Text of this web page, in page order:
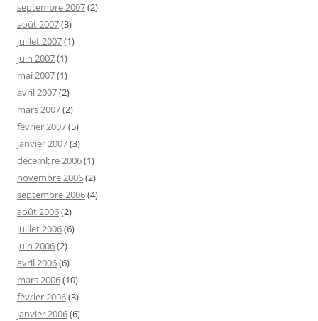
septembre 2007(2)
août 2007(3)
juillet 2007(1)
juin 2007(1)
mai 2007(1)
avril 2007(2)
mars 2007(2)
février 2007(5)
janvier 2007(3)
décembre 2006(1)
novembre 2006(2)
septembre 2006(4)
août 2006(2)
juillet 2006(6)
juin 2006(2)
avril 2006(6)
mars 2006(10)
février 2006(3)
janvier 2006(6)